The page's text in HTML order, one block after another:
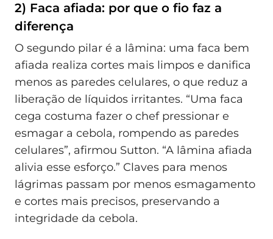
2) Faca afiada: por que o fio faz a
diferença
O segundo pilar é a lâmina: uma faca bem
afiada realiza cortes mais limpos e danifica
menos as paredes celulares, o que reduz a
liberação de líquidos irritantes. “Uma faca
cega costuma fazer o chef pressionar e
esmagar a cebola, rompendo as paredes
celulares”, afirmou Sutton. “A lâmina afiada
alivia esse esforço.” Claves para menos
lágrimas passam por menos esmagamento
e cortes mais precisos, preservando a
integridade da cebola.